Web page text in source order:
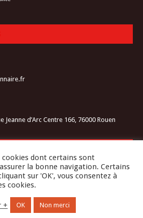
Jeanne d’Arc Centre 166, 76000 Rouen
dont certains sont
la bonne navigation. Certains
sur 'OK', vous consentez à
cookies.
+ OK Non merci